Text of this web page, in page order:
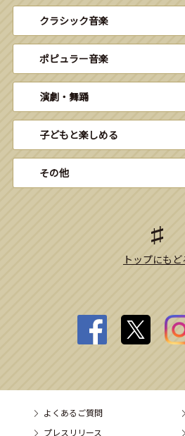
クラシック音楽
ポピュラー音楽
演劇・舞踊
子どもと楽しめる
その他
トップにもど
よくあるご質問
プレスリリース